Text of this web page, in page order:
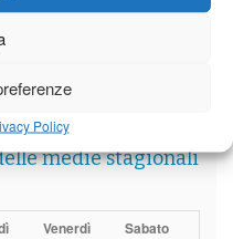
Policyancora ben
medie stagionali
Venerdì Sabato